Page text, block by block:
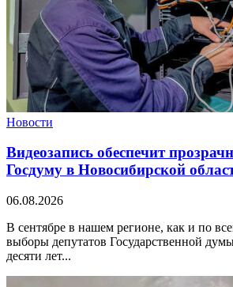
Новости
Видеозапись обеспечит
Госдуму в Новосибирской
06.08.2026
В сентябре в нашем регионе, как и по
выборы депутатов Государственной
десяти лет...